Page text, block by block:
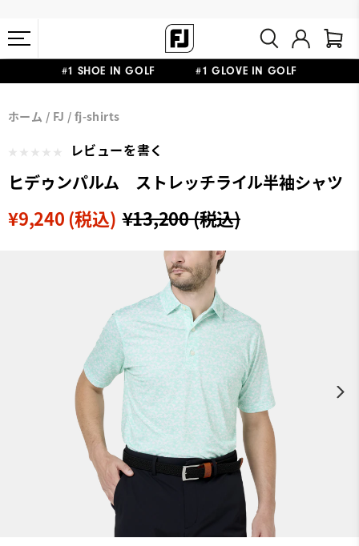
#1 SHOE IN GOLF #1 GLOVE IN GOLF
ホーム FJ fj-shirts
レビューを書く
ヒデゥンパルム ストレッチライル半袖シャツ
¥13,200 (税込)
¥9,240 (税込)